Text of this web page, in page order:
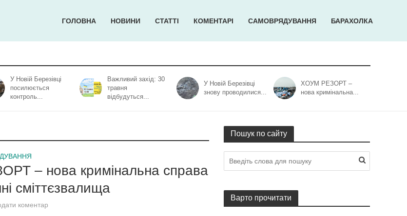
ГОЛОВНА НОВИНИ СТАТТІ КОМЕНТАРІ САМОВРЯДУВАННЯ БАРАХОЛКА
У Новій Березівці
посилюється
контроль...
Важливий захід: 30
травня
відбудуться...
У Новій Березівці
знову проводилися...
ХОУМ РЕЗОРТ –
нова кримінальна...
– нова кримінальна справа
сміттєзвалища
коментар
Пошук по сайту
Варто прочитати